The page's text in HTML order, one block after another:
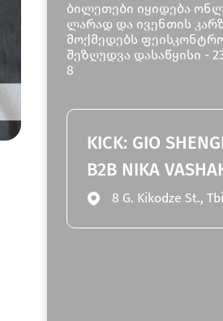
ბილეთები იყიდება
ლარად და ივენთის
მოქმედებს
შეზღუდვა დასაწყისი -
8
KICK: GIO
B2B NIKA
8 G. Kikodze St.,